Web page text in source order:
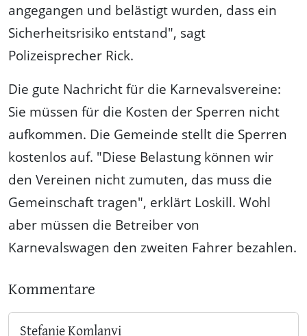
angegangen und belästigt wurden, dass ein
Sicherheitsrisiko entstand", sagt
Polizeisprecher Rick.
Die gute Nachricht für die Karnevalsvereine:
Sie müssen für die Kosten der Sperren nicht
aufkommen. Die Gemeinde stellt die Sperren
kostenlos auf. "Diese Belastung können wir
den Vereinen nicht zumuten, das muss die
Gemeinschaft tragen", erklärt Loskill. Wohl
aber müssen die Betreiber von
Karnevalswagen den zweiten Fahrer bezahlen.
Kommentare
Stefanie Komlanvi